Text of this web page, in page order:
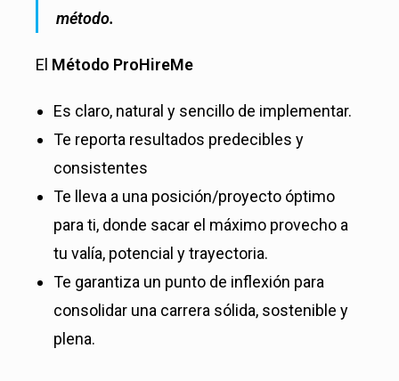
método.
El Método ProHireMe
Es claro, natural y sencillo de implementar.
Te reporta resultados predecibles y
consistentes
Te lleva a una posición/proyecto óptimo
para ti, donde sacar el máximo provecho a
tu valía, potencial y trayectoria.
Te garantiza un punto de inflexión para
consolidar una carrera sólida, sostenible y
plena.